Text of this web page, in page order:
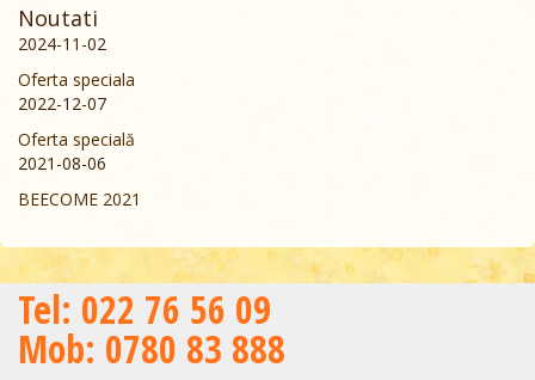
Noutati
2024-11-02
Oferta speciala
2022-12-07
Oferta specială
2021-08-06
BEECOME 2021
Теl: 022 76 56 09
Mob: 0780 83 888